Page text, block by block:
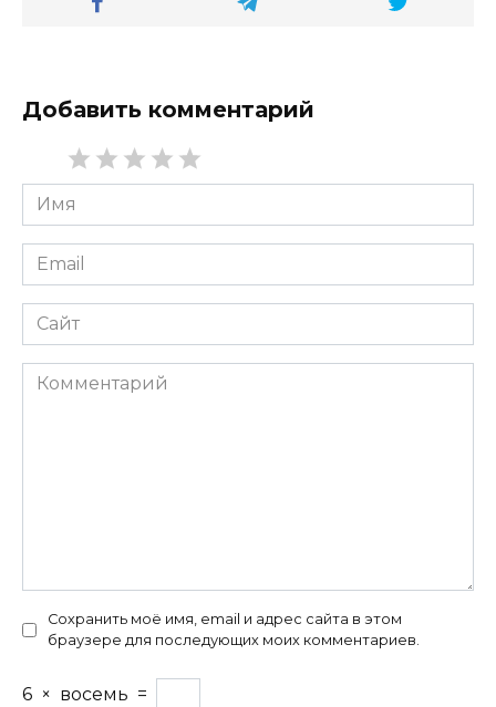
Добавить комментарий
Имя
*
Email
*
Сайт
Комментарий
Сохранить моё имя, email и адрес сайта в этом
браузере для последующих моих комментариев.
6 × восемь =